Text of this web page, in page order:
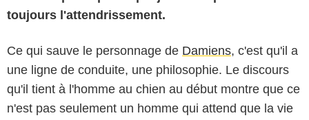
toujours l'attendrissement.
Ce qui sauve le personnage de Damiens, c'est qu'il a
une ligne de conduite, une philosophie. Le discours
qu'il tient à l'homme au chien au début montre que ce
n'est pas seulement un homme qui attend que la vie